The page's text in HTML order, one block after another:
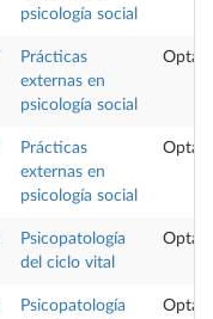
psicología social
Prácticas
externas en
psicología social
Prácticas
externas en
psicología social
Psicopatología
del ciclo vital
Psicopatología